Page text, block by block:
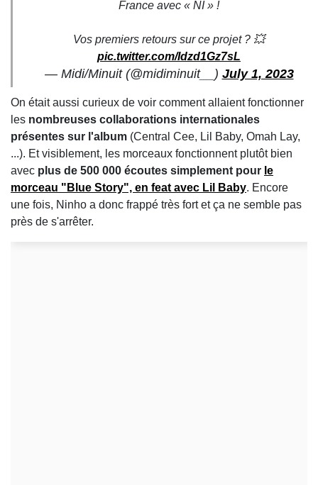
France avec « NI » !
Vos premiers retours sur ce projet ? 💥
pic.twitter.com/Idzd1Gz7sL
— Midi/Minuit (@midiminuit__) July 1, 2023
On était aussi curieux de voir comment allaient fonctionner
les nombreuses collaborations internationales
présentes sur l'album (Central Cee, Lil Baby, Omah Lay,
...). Et visiblement, les morceaux fonctionnent plutôt bien
avec plus de 500 000 écoutes simplement pour le
morceau "Blue Story", en feat avec Lil Baby. Encore
une fois, Ninho a donc frappé très fort et ça ne semble pas
près de s'arrêter.